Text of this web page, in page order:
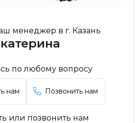
менеджер в г. Казань
по любому вопросу
нам Позвонить нам
или позвонить нам